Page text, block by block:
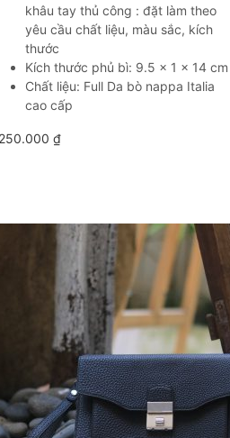
khâu tay thủ công : đặt làm theo
yêu cầu chất liệu, màu sắc, kích
thước
Kích thước phủ bì: 9.5 x 1 x 14 cm
Chất liệu: Full Da bò nappa Italia
cao cấp
₫